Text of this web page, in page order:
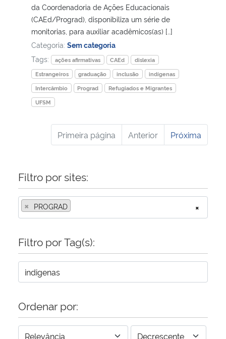
da Coordenadoria de Ações Educacionais
(CAEd/Prograd), disponibiliza um série de
monitorias, para auxiliar acadêmicos(as) […]
Categoria: Sem categoria
Tags:
ações afirmativas CAEd
dislexia
Estrangeiros
graduação inclusão
indígenas
Intercâmbio
Prograd
Refugiados e Migrantes
UFSM
Primeira página Anterior Próxima
Filtro por sites:
×
× PROGRAD
Filtro por Tag(s):
Ordenar por: